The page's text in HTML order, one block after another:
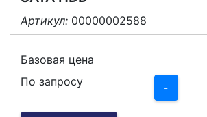
Артикул: 00000002588
Базовая цена
По запросу
-